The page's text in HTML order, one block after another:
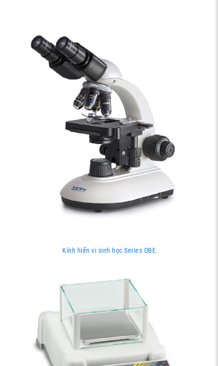
Kính hiển vi sinh học Series OBE